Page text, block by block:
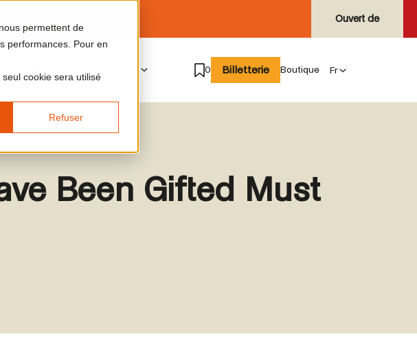
permettent de
performances. Pour en
cookie sera utilisé
Refuser
Ouvert de
0 Billetterie Boutique
Been Gifted Must